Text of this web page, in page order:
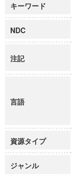
キーワード
NDC
注記
言語
資源タイプ
ジャンル